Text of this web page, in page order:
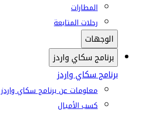
المطارات
رحلات المتابعة
الوجهات
برنامج سكاي واردز
برنامج سكاي واردز
معلومات عن برنامج سكاي واردز
كسب الأميال